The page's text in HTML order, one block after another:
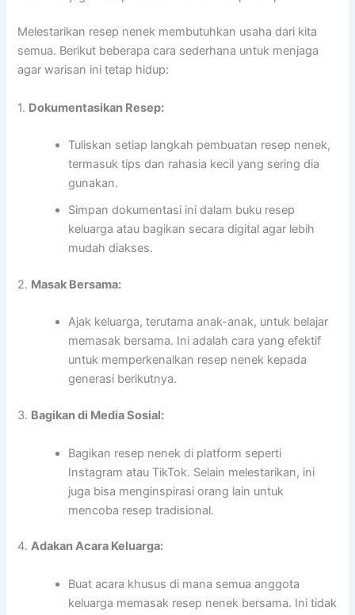
Melestarikan resep nenek membutuhkan usaha dari kita
semua. Berikut beberapa cara sederhana untuk menjaga
agar warisan ini tetap hidup:
1. Dokumentasikan Resep:
Tuliskan setiap langkah pembuatan resep nenek,
termasuk tips dan rahasia kecil yang sering dia
gunakan.
Simpan dokumentasi ini dalam buku resep
keluarga atau bagikan secara digital agar lebih
mudah diakses.
2. Masak Bersama:
Ajak keluarga, terutama anak-anak, untuk belajar
memasak bersama. Ini adalah cara yang efektif
untuk memperkenalkan resep nenek kepada
generasi berikutnya.
3. Bagikan di Media Sosial:
Bagikan resep nenek di platform seperti
Instagram atau TikTok. Selain melestarikan, ini
juga bisa menginspirasi orang lain untuk
mencoba resep tradisional.
4.Adakan Acara Keluarga:
Buat acara khusus di mana semua anggota
keluarga memasak resep nenek bersama. Ini tidak